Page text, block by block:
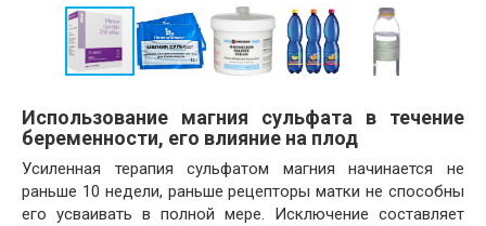
Использование магния сульфата в течение
беременности, его влияние на плод
Усиленная терапия сульфатом магния начинается не
раньше 10 недели, раньше рецепторы матки не способны
его усваивать в полной мере. Исключение составляет